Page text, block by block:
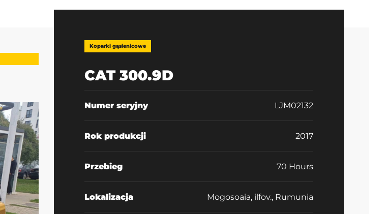
Koparki gąsienicowe
CAT 300.9D
Numer seryjny LJM02132
Rok produkcji 2017
Przebieg 70 Hours
Lokalizacja Mogosoaia, ilfov., Rumunia